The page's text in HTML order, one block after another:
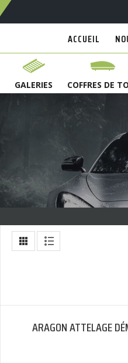
ACCUEIL
GALERIES COFFRES DE
ARAGON ATTELAGE